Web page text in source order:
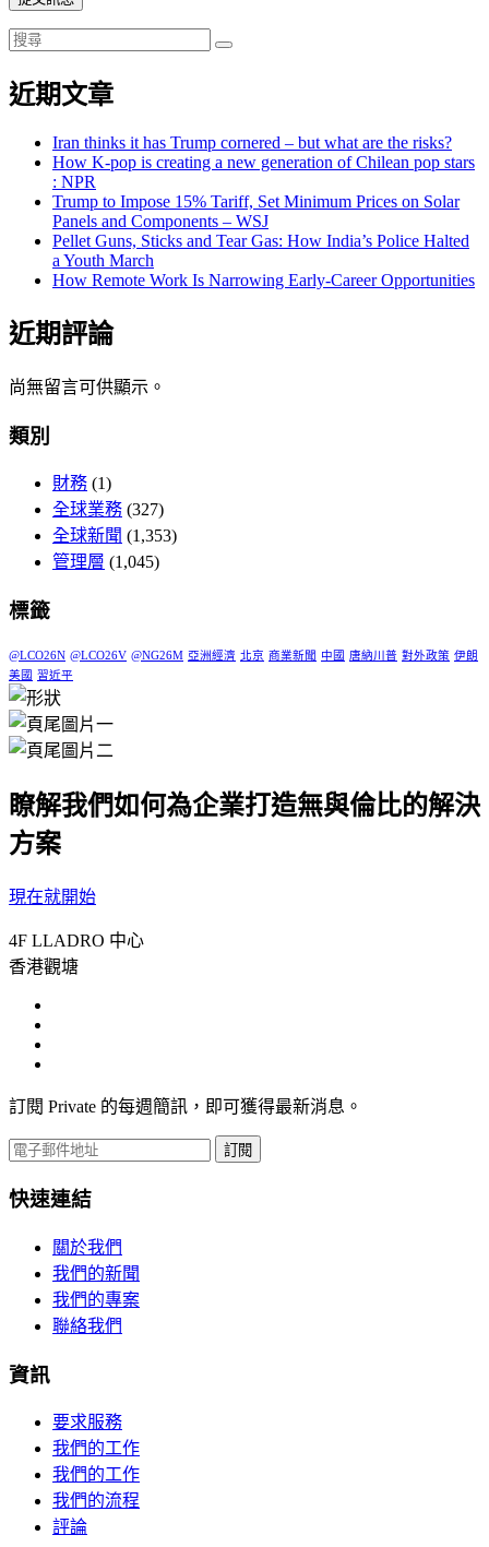
近期文章
Iran thinks it has Trump cornered – but what are the risks?
How K-pop is creating a new generation of Chilean pop stars
: NPR
Trump to Impose 15% Tariff, Set Minimum Prices on Solar
Panels and Components – WSJ
Pellet Guns, Sticks and Tear Gas: How India’s Police Halted
a Youth March
How Remote Work Is Narrowing Early-Career Opportunities
近期評論
尚無留言可供顯示。
類別
財務 (1)
全球業務 (327)
全球新聞 (1,353)
管理層 (1,045)
標籤
@LCO26N @LCO26V @NG26M 亞洲經濟 北京 商業新聞 中國 唐納川普 對外政策 伊朗
美國 習近平
瞭解我們如何為企業打造無與倫比的解決
方案
現在就開始
4F LLADRO 中心
香港觀塘
訂閱 Private 的每週簡訊，即可獲得最新消息。
訂閱
快速連結
關於我們
我們的新聞
我們的專案
聯絡我們
資訊
要求服務
我們的工作
我們的工作
我們的流程
評論